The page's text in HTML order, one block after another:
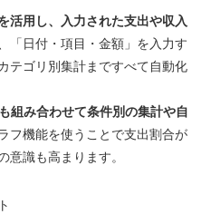
活用し、入力された支出や収入
「日付・項目・金額」を入力す
テゴリ別集計まですべて自動化
組み合わせて条件別の集計や自
フ機能を使うことで支出割合が
意識も高まります。